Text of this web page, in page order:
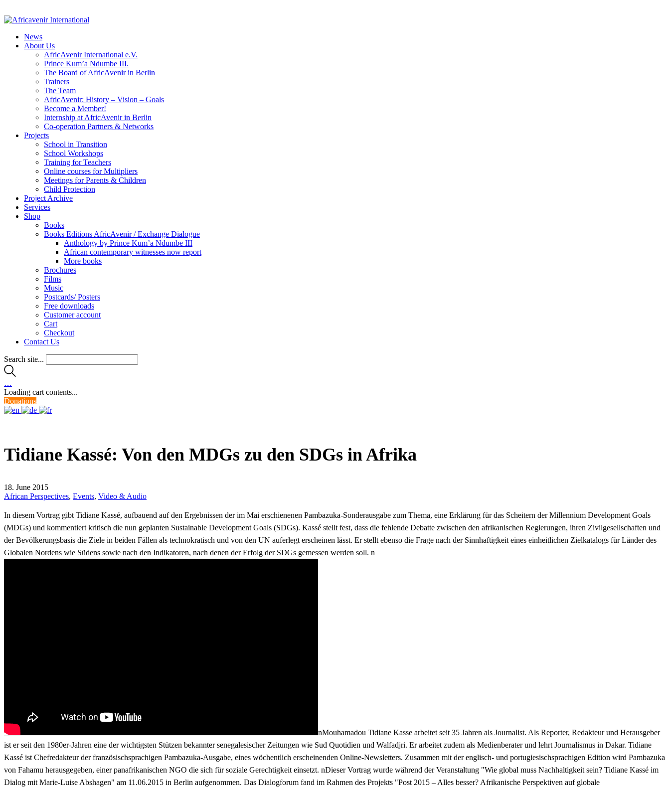
News
About Us
AfricAvenir International e.V.
Prince Kum’a Ndumbe III.
The Board of AfricAvenir in Berlin
Trainers
The Team
AfricAvenir: History – Vision – Goals
Become a Member!
Internship at AfricAvenir in Berlin
Co-operation Partners & Networks
Projects
School in Transition
School Workshops
Training for Teachers
Online courses for Multipliers
Meetings for Parents & Children
Child Protection
Project Archive
Services
Shop
Books
Books Editions AfricAvenir / Exchange Dialogue
Anthology by Prince Kum’a Ndumbe III
African contemporary witnesses now report
More books
Brochures
Films
Music
Postcards/ Posters
Free downloads
Customer account
Cart
Checkout
Contact Us
Search site...
…
Loading cart contents...
Donations
Tidiane Kassé: Von den MDGs zu den SDGs in Afrika
18. June 2015
African Perspectives, Events, Video & Audio
In diesem Vortrag gibt Tidiane Kassé, aufbauend auf den Ergebnissen der im Mai erschienenen Pambazuka-Sonderausgabe zum Thema, eine Erklärung für das Scheitern der Millennium Development Goals
(MDGs) und kommentiert kritisch die nun geplanten Sustainable Development Goals (SDGs). Kassé stellt fest, dass die fehlende Debatte zwischen den afrikanischen Regierungen, ihren Zivilgesellschaften und
der Bevölkerungsbasis die Ziele in beiden Fällen als technokratisch und von den UN auferlegt erscheinen lässt. Er stellt ebenso die Frage nach der Sinnhaftigkeit eines einheitlichen Zielkatalogs für Länder des
Globalen Nordens wie Südens sowie nach den Indikatoren, nach denen der Erfolg der SDGs gemessen werden soll. n
nMouhamadou Tidiane Kasse arbeitet seit 35 Jahren als Journalist. Als Reporter, Redakteur und Herausgeber
ist er seit den 1980er-Jahren eine der wichtigsten Stützen bekannter senegalesischer Zeitungen wie Sud Quotidien und Walfadjri. Er arbeitet zudem als Medienberater und lehrt Journalismus in Dakar. Tidiane
Kassé ist Chefredakteur der französischsprachigen Pambazuka-Ausgabe, eines wöchentlich erscheinenden Online-Newsletters. Zusammen mit der englisch- und portugiesischsprachigen Edition wird Pambazuka
von Fahamu herausgegeben, einer panafrikanischen NGO die sich für soziale Gerechtigkeit einsetzt. nDieser Vortrag wurde während der Veranstaltung "Wie global muss Nachhaltigkeit sein? Tidiane Kassé im
Dialog mit Marie-Luise Abshagen" am 11.06.2015 in Berlin aufgenommen. Das Dialogforum fand im Rahmen des Projekts "Post 2015 – Alles besser? Afrikanische Perspektiven auf globale